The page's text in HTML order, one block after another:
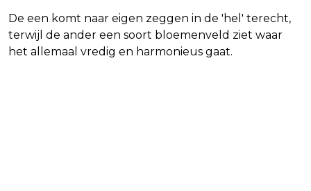
De een komt naar eigen zeggen in de 'hel' terecht,
terwijl de ander een soort bloemenveld ziet waar
het allemaal vredig en harmonieus gaat.